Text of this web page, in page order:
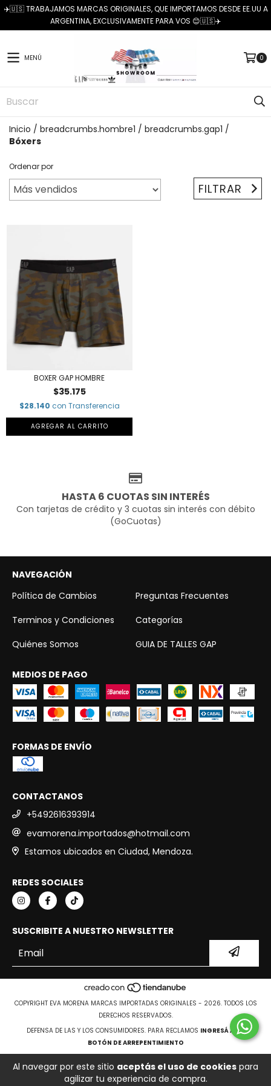
Al navegar por este sitio aceptás el uso de cookies para
agilizar tu experiencia de compra.
✈️🇺🇸 TRABAJAMOS MARCAS ORIGINALES, QUE IMPORTAMOS DESDE EE.UU A
ARGENTINA, EXCLUSIVAMENTE PARA VOS 😊🇺🇸✈️
MENÚ 0
Inicio / breadcrumbs.hombre1 / breadcrumbs.gap1 /
Bóxers
Ordenar por
FILTRAR
BOXER GAP HOMBRE
$35.175
$28.140 con Transferencia
AGREGAR AL CARRITO
HASTA 6 CUOTAS SIN INTERÉS
Con tarjetas de crédito y 3 cuotas sin interés con débito
(GoCuotas)
NAVEGACIÓN
Política de Cambios
Preguntas Frecuentes
Terminos y Condiciones
Categorías
Quiénes Somos
GUIA DE TALLES GAP
MEDIOS DE PAGO
FORMAS DE ENVÍO
CONTACTANOS
+5492616393914
evamorena.importados@hotmail.com
Estamos ubicados en Ciudad, Mendoza.
REDES SOCIALES
SUSCRIBITE A NUESTRO NEWSLETTER
COPYRIGHT EVA MORENA MARCAS IMPORTADAS ORIGINALES - 2026. TODOS LOS
DERECHOS RESERVADOS.
DEFENSA DE LAS Y LOS CONSUMIDORES. PARA RECLAMOS INGRESÁ ACÁ.
BOTÓN DE ARREPENTIMIENTO